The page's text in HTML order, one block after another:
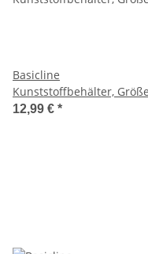
Basicline
Kunststoffbehälter, Größe
60x40x17cm auf
12,99 € *